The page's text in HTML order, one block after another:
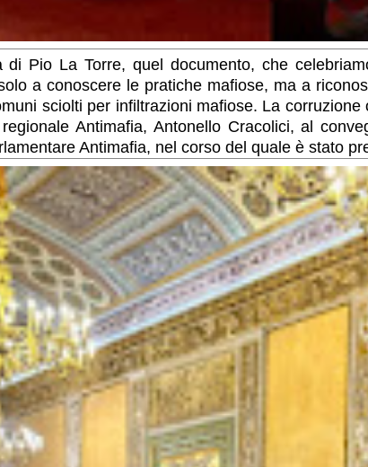
di Pio La Torre, quel documento, che
a conoscere le pratiche mafiose, ma a
sciolti per infiltrazioni mafiose. La
Antimafia, Antonello Cracolici, al
Antimafia, nel corso del quale è stato